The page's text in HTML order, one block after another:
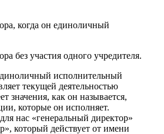
когда он единоличный
без участия одного учредителя.
исполнительный
текущей деятельностью
значения, как он называется,
которые он исполняет.
нас «генеральный директор»
который действует от имени